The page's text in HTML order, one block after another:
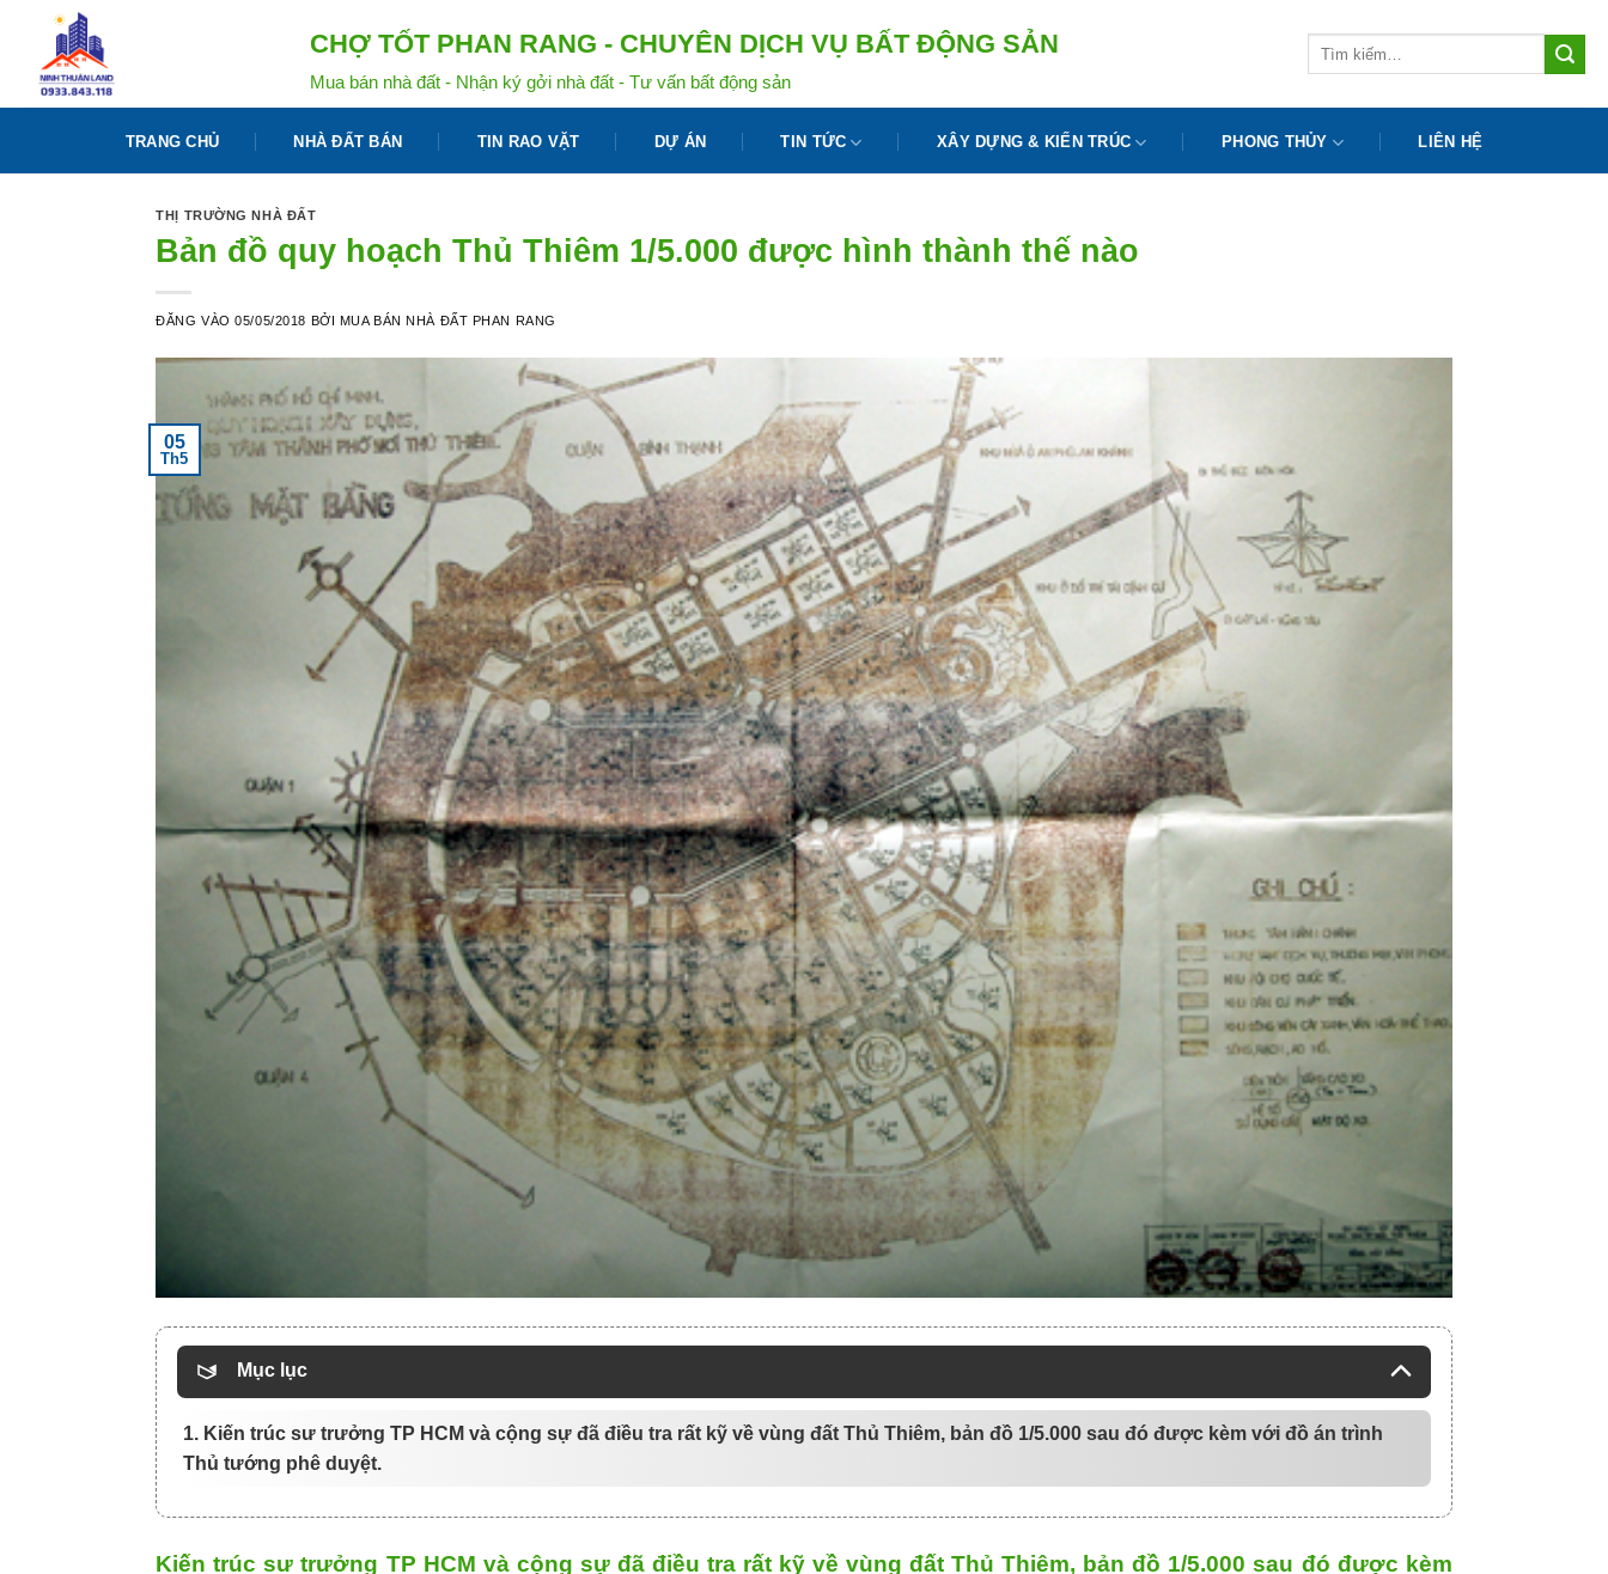
dung
CHỢ TỐT PHAN RANG - CHUYÊN DỊCH VỤ BẤT ĐỘNG SẢN
Mua bán nhà đất - Nhận ký gởi nhà đất - Tư vấn bất động sản
TRANG CHỦ NHÀ ĐẤT BÁN TIN RAO VẶT DỰ ÁN TIN TỨC XÂY DỰNG & KIẾN TRÚC PHONG THỦY LIÊN HỆ
THỊ TRƯỜNG NHÀ ĐẤT
Bản đồ quy hoạch Thủ Thiêm 1/5.000 được hình thành thế nào
ĐĂNG VÀO05/05/2018 BỞI MUA BÁN NHÀ ĐẤT PHAN RANG
05
Th5
Mục lục
1. Kiến trúc sư trưởng TP HCM và cộng sự đã điều tra rất kỹ về vùng đất Thủ Thiêm, bản đồ 1/5.000 sau đó được kèm với đồ án trình
Thủ tướng phê duyệt.
Kiến trúc sư trưởng TP HCM và cộng sự đã điều tra rất kỹ về vùng đất Thủ Thiêm, bản đồ 1/5.000 sau đó được kèm